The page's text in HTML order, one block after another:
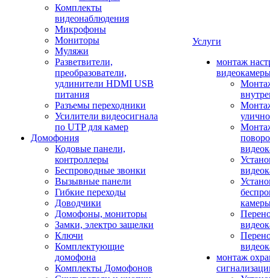
Комплекты
видеонаблюдения
Микрофоны
Мониторы
Муляжи
Разветвители,
преобразователи,
удлинители HDMI USB
питания
Разъемы переходники
Усилители видеосигнала
по UTP для камер
Домофония
Кодовые панели,
контроллеры
Беспроводные звонки
Вызывные панели
Гибкие переходы
Доводчики
Домофоны, мониторы
Замки, электро защелки
Ключи
Комплектующие
домофона
Комплекты Домофонов
Услуги
монтаж
монтаж